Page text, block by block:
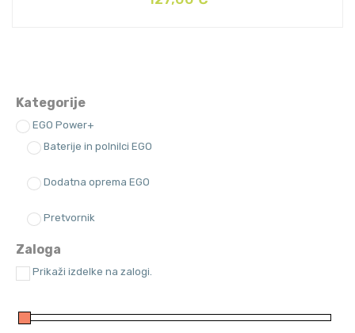
Kategorije
EGO Power+
Baterije in polnilci EGO
Dodatna oprema EGO
Pretvornik
Zaloga
Prikaži izdelke na zalogi.